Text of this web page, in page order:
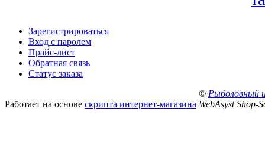
Зарегистрироваться
Вход с паролем
Прайс-лист
Обратная связь
Статус заказа
© Рыболовный
Работает на основе скрипта интернет-магазина WebAsyst Shop-